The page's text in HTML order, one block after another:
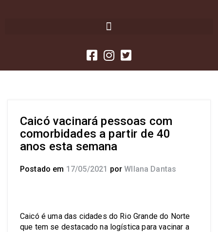
Caicó vacinará pessoas com
comorbidades a partir de 40
anos esta semana
Postado em 17/05/2021 por Wllana Dantas
Caicó é uma das cidades do Rio Grande do Norte
que tem se destacado na logística para vacinar a